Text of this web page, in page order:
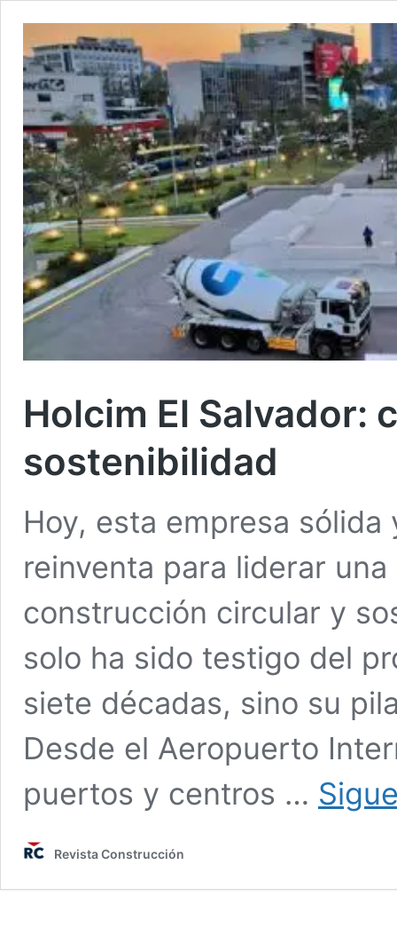
Holcim El Salvador:
sostenibilidad
Hoy, esta empresa
reinventa para liderar
construcción circular y
solo ha sido testigo del
siete décadas, sino su
Desde el Aeropuerto
puertos y centros …
Revista Construcción